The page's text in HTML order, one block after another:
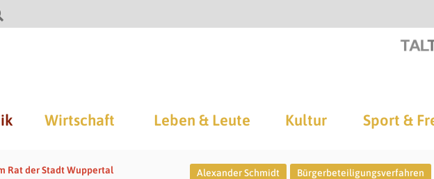
Wirtschaft Leben & Leute Kultur Sport &
Rat der Stadt Wuppertal Alexander Schmidt Bürgerbeteiligungsverfahren